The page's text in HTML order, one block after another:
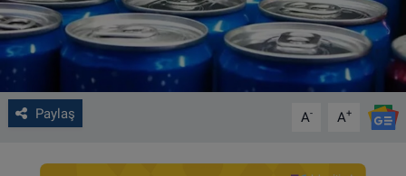
Paylaş A- A+
Çerez Politikası